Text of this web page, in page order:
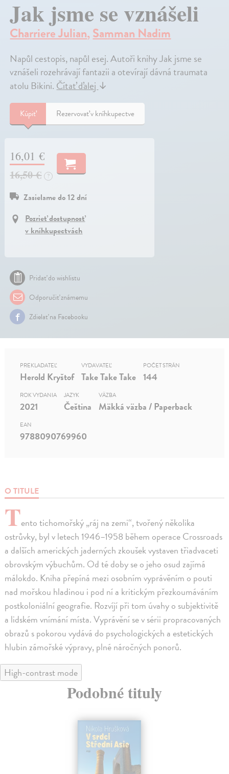
Jak jsme se vznášeli
Charriere Julian,Samman Nadim
Napůl cestopis, napůl esej. Autoři knihy Jak jsme se
vznášeli rozehrávají fantazii a otevírají dávná traumata
atolu Bikini.Čítať ďalej↓
Kúpiť Rezervovať v kníhkupectve
16,01 €
16,50 €
?
Zasielame do 12 dní
Pozrieť dostupnosť
v kníhkupectvách
Pridať do wishlistu
Odporučiť známemu
Zdielať na Facebooku
O TITULE
Tento tichomořský „ráj na zemi“, tvořený několika
ostrůvky, byl v letech 1946–1958 během operace Crossroads
a dalších amerických jaderných zkoušek vystaven třiadvaceti
obrovským výbuchům. Od té doby se o jeho osud zajímá
málokdo. Kniha přepíná mezi osobním vyprávěním o pouti
nad mořskou hladinou i pod ní a kritickým přezkoumáváním
postkoloniální geografie. Rozvíjí při tom úvahy o subjektivitě
a lidském vnímání místa. Vyprávění se v sérii propracovaných
obrazů s pokorou vydává do psychologických a estetických
hlubin zámořské výpravy, plné náročných ponorů.
PREKLADATEĽ
Herold Kryštof
VYDAVATEĽ
Take Take Take
POČET STRÁN
144
ROK VYDANIA
2021
JAZYK
Čeština
VÄZBA
Mäkká väzba / Paperback
EAN
9788090769960
High-contrast mode
Podobné tituly